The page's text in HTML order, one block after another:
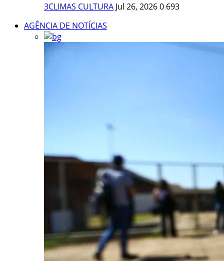
3CLIMAS CULTURA Jul 26, 20260 693
AGÊNCIA DE NOTÍCIAS